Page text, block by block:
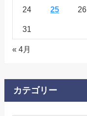
24 25 26
31
« 4月
カテゴリー